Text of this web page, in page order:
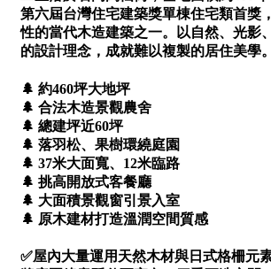
花蓮縣
不拘
地下室
3樓
5~10樓
21樓以上
~